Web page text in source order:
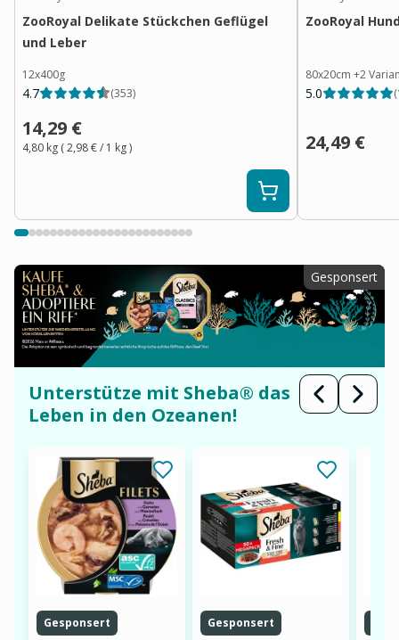
ZooRoyal Delikate Stückchen Geflügel
und Leber
12x400g
4.7 (353)
14,29 €
4,80 kg (2,98 €/ 1 kg)
ZooRoyal
80x20cm +2
5.0 (
24,49 €
Gesponsert
Unterstütze mit Sheba® das
Leben in den Ozeanen!
Gesponsert
Gesponsert